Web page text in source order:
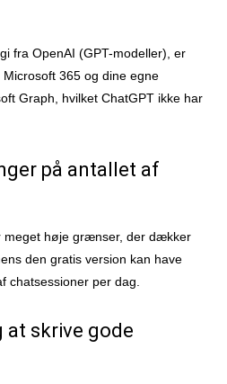
fra OpenAI (GPT-modeller), er
365 og dine egne
Graph, hvilket ChatGPT ikke har
på antallet af
meget høje grænser, der dækker
den gratis version kan have
chatsessioner per dag.
skrive gode